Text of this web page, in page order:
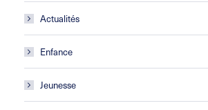
Actualités
Enfance
Jeunesse